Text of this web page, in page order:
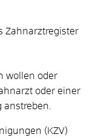
Zahnarztregister
wollen oder
oder einer
(KZV)